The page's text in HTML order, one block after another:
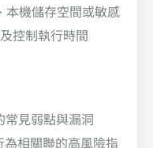
本機儲存空間或敏感
控制執行時間
常見弱點與漏洞
為相關聯的高風險指